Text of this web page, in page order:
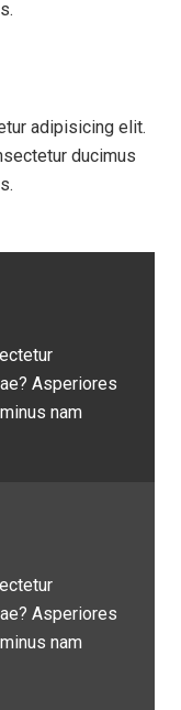
adipisicing elit.
ducimus
Asperiores
nam
Asperiores
nam